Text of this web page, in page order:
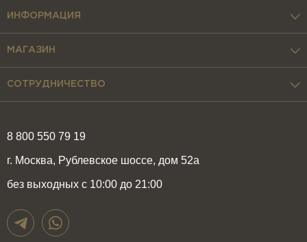
8 800 550 79 19
г. Москва, Рублевское шоссе, дом 52а
без выходных с 10:00 до 21:00
ИНФОРМАЦИЯ
МАГАЗИН
СОТРУДНИЧЕСТВО